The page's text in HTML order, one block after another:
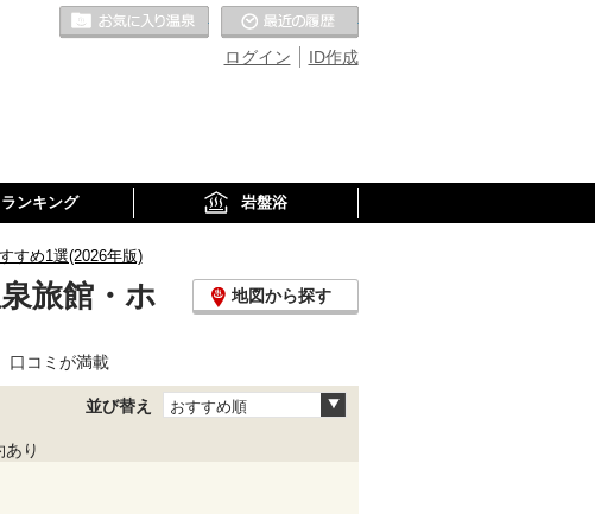
ID作成
ログイン
お気に入りの温泉
ランキング 岩盤浴
すめ1選(2026年版)
旅館・ホ
地図から探す
口コミが満載
並び替え おすすめ順
あり